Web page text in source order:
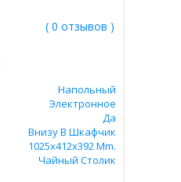
( 0 отзывов )
Напольный
Электронное
Да
Внизу В Шкафчик
1025x412x392 Mm.
Чайный Столик